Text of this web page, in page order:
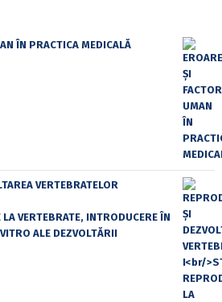
ÎN PRACTICA MEDICALĂ
VERTEBRATELOR
VERTEBRATE, INTRODUCERE ÎN
ALE DEZVOLTĂRII